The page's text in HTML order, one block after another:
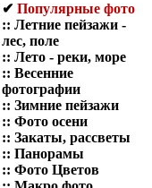
✔ Популярные фото
:: Летние пейзажи -
лес, поле
:: Лето - реки, море
:: Весенние
фотографии
:: Зимние пейзажи
:: Фото осени
:: Закаты, рассветы
:: Панорамы
:: Фото Цветов